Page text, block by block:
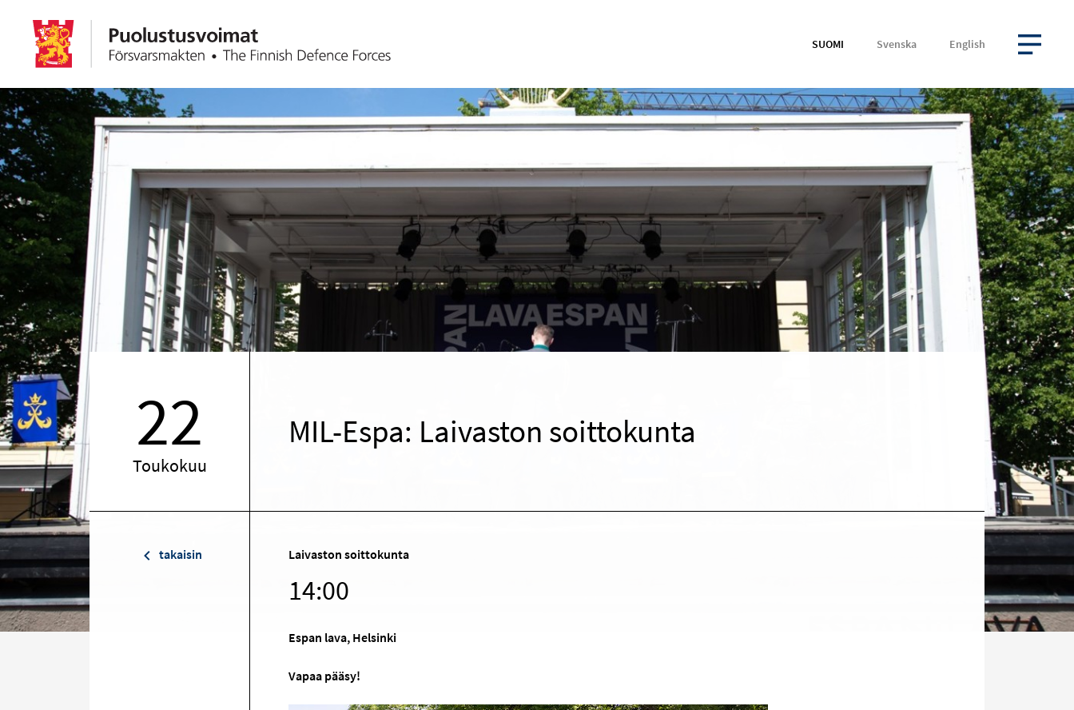
SUOMI Svenska English
AVAA VALIKKO
22
Toukokuu
MIL-Espa: Laivaston soittokunta
takaisin Laivaston soittokunta
14:00
sosiaalisessa
mediassa
Espan lava, Helsinki
Vapaa pääsy!